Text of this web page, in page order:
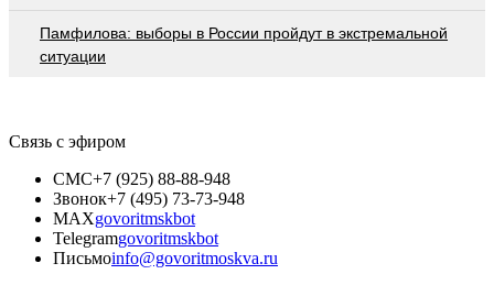
Памфилова: выборы в России пройдут в экстремальной
ситуации
Связь с эфиром
СМС+7 (925) 88-88-948
Звонок+7 (495) 73-73-948
MAXgovoritmskbot
Telegramgovoritmskbot
Письмоinfo@govoritmoskva.ru